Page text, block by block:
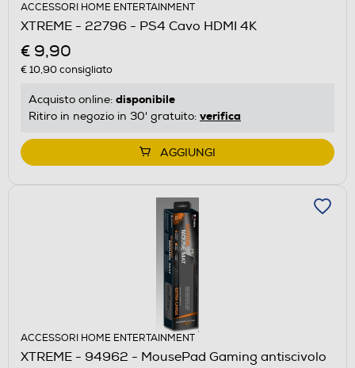
ACCESSORI HOME ENTERTAINMENT
XTREME - 22796 - PS4 Cavo HDMI 4K
€ 9,90
€ 10,90consigliato
Acquisto online: disponibile
Ritiro in negozio in 30' gratuito: verifica
AGGIUNGI
ACCESSORI HOME ENTERTAINMENT
XTREME - 94962 - MousePad Gaming antiscivolo